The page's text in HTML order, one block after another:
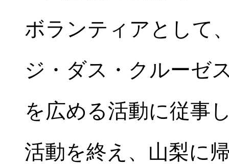
ボランティアとして
ジ・ダス・クルーゼ
を広める活動に従事
活動を終え、山梨に